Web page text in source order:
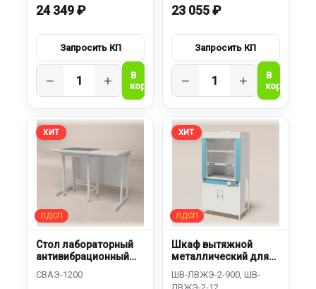
24 349 ₽
− +
23 055 ₽
− +
ХИТ
Стол лабораторный
антивибрационный
ХИТ
Шкаф вытяжной
металлический для